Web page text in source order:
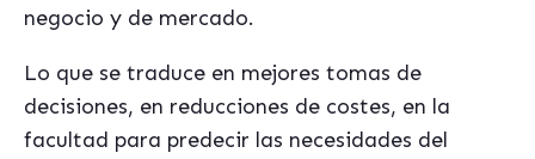
negocio y de mercado.
Lo que se traduce en mejores tomas de
decisiones, en reducciones de costes, en la
facultad para predecir las necesidades del